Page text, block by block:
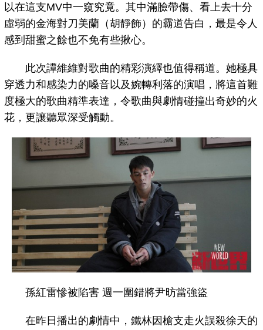
以在這支MV中一窺究竟。其中滿臉帶傷、看上去十分
虛弱的金海對刀美蘭（胡靜飾）的霸道告白，最是令人
感到甜蜜之餘也不免有些揪心。
此次譚維維對歌曲的精彩演繹也值得稱道。她極具
穿透力和感染力的嗓音以及婉轉利落的演唱，將這首難
度極大的歌曲精準表達，令歌曲與劇情碰撞出奇妙的火
花，更讓聽眾深受觸動。
孫紅雷慘被陷害 週一圍錯將尹昉當強盜
在昨日播出的劇情中，鐵林因槍支走火誤殺徐天的